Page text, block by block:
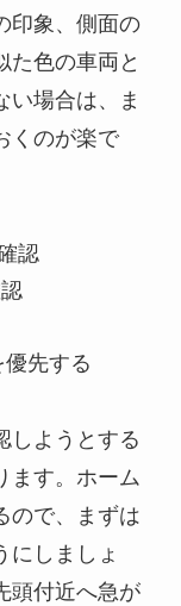
印象、側面の
た色の車両と
い場合は、ま
くのが楽で
認
先する
しようとする
ます。ホーム
ので、まずは
にしましょ
頭付近へ急が